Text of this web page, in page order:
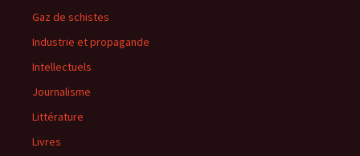
Gaz de schistes
Industrie et propagande
Intellectuels
Journalisme
Littérature
Livres